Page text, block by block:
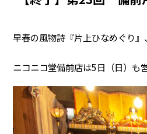
早春の風物詩『片上ひなめぐり
ニコニコ堂備前店は5日（日）も